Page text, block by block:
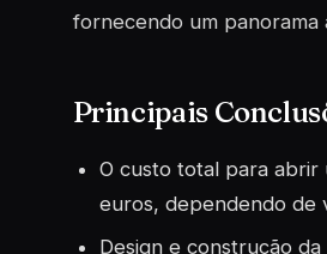
fornecendo um
Principais
O custo total para abrir
euros, dependendo de
Design e construção